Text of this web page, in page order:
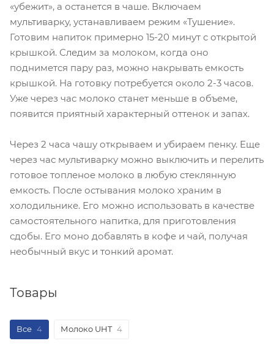
«убежит», а останется в чаше. Включаем
мультиварку, устанавливаем режим «Тушение».
Готовим напиток примерно 15-20 минут с открытой
крышкой. Следим за молоком, когда оно
поднимется пару раз, можно накрывать емкость
крышкой. На готовку потребуется около 2-3 часов.
Уже через час молоко станет меньше в объеме,
появится приятный характерный оттенок и запах.
Через 2 часа чашу открываем и убираем пенку. Еще
через час мультиварку можно выключить и перелить
готовое топленое молоко в любую стеклянную
емкость. После остывания молоко храним в
холодильнике. Его можно использовать в качестве
самостоятельного напитка, для приготовления
сдобы. Его моно добавлять в кофе и чай, получая
необычный вкус и тонкий аромат.
Товары
Все 4 Молоко UHT 4